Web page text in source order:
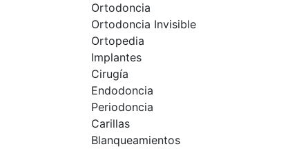
Ortodoncia
Ortodoncia Invisible
Ortopedia
Implantes
Cirugía
Endodoncia
Periodoncia
Carillas
Blanqueamientos